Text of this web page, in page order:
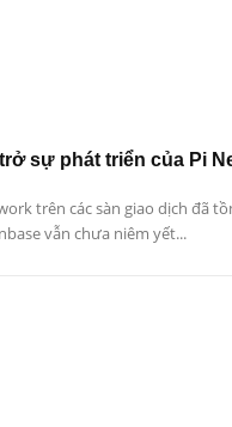
sự phát triển của Pi
trên các sàn giao dịch đã
vẫn chưa niêm yết...